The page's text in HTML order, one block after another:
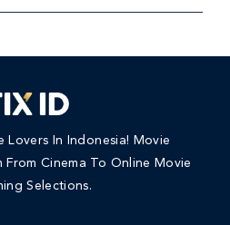
Lovers In Indonesia! Movie
From Cinema To Online Movie
Selections.